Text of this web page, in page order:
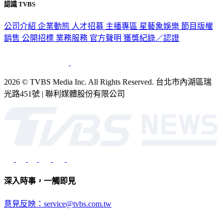
認識 TVBS
公司介紹 企業動態 人才招募 主播專區 星藝象娛樂 節目版權
銷售 公開招標 業務服務 官方聲明 獲獎紀錄／認證
2026 © TVBS Media Inc. All Rights Reserved. 台北市內湖區瑞
光路451號 | 聯利媒體股份有限公司
深入時事，一觸即見
意見反映：service@tvbs.com.tw